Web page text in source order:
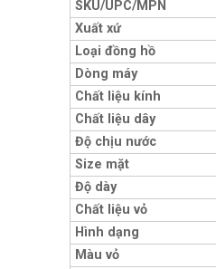
SKU/UPC/MPN
Xuất xứ
Loại đồng hồ
Dòng máy
Chất liệu kính
Chất liệu dây
Độ chịu nước
Size mặt
Độ dày
Chất liệu vỏ
Hình dạng
Màu vỏ